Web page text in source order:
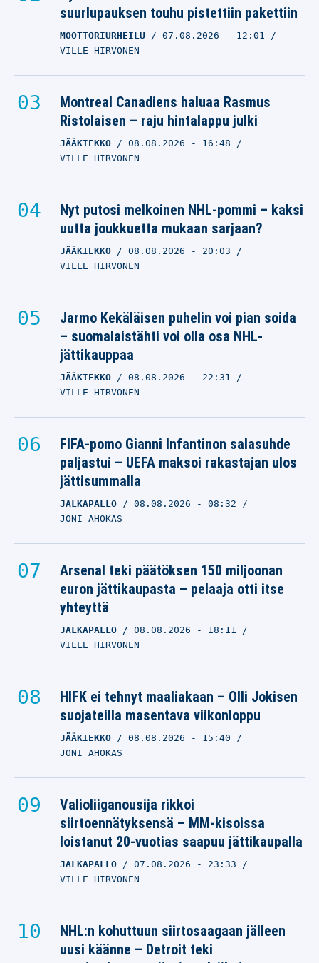
suurlupauksen touhu pistettiin pakettiin
MOOTTORIURHEILU 07.08.2026 - 12:01
VILLE HIRVONEN
Montreal Canadiens haluaa Rasmus
Ristolaisen – raju hintalappu julki
JÄÄKIEKKO 08.08.2026 - 16:48
VILLE HIRVONEN
Nyt putosi melkoinen NHL-pommi – kaksi
uutta joukkuetta mukaan sarjaan?
JÄÄKIEKKO 08.08.2026 - 20:03
VILLE HIRVONEN
Jarmo Kekäläisen puhelin voi pian soida
– suomalaistähti voi olla osa NHL-
jättikauppaa
JÄÄKIEKKO 08.08.2026 - 22:31
VILLE HIRVONEN
FIFA-pomo Gianni Infantinon salasuhde
paljastui – UEFA maksoi rakastajan ulos
jättisummalla
JALKAPALLO 08.08.2026 - 08:32
JONI AHOKAS
Arsenal teki päätöksen 150 miljoonan
euron jättikaupasta – pelaaja otti itse
yhteyttä
JALKAPALLO 08.08.2026 - 18:11
VILLE HIRVONEN
HIFK ei tehnyt maaliakaan – Olli Jokisen
suojateilla masentava viikonloppu
JÄÄKIEKKO 08.08.2026 - 15:40
JONI AHOKAS
Valioliiganousija rikkoi
siirtoennätyksensä – MM-kisoissa
loistanut 20-vuotias saapuu jättikaupalla
JALKAPALLO 07.08.2026 - 23:33
VILLE HIRVONEN
NHL:n kohuttuun siirtosaagaan jälleen
uusi käänne – Detroit teki